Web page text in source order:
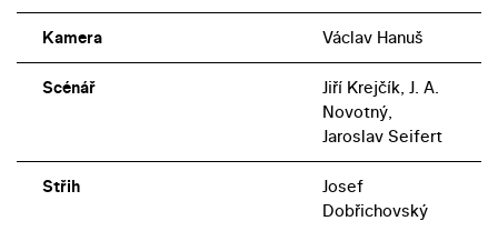
Kamera Václav Hanuš
Scénář
Jiří Krejčík, J. A.
Novotný,
Jaroslav Seifert
Střih
Josef
Dobřichovský